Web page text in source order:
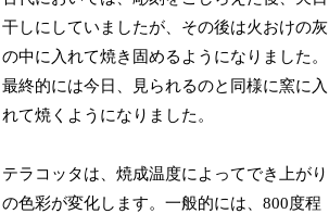
干しにしていましたが、その後は火おけの灰
の中に入れて焼き固めるようになりました。
最終的には今日、見られるのと同様に窯に入
れて焼くようになりました。
テラコッタは、焼成温度によってでき上がり
の色彩が変化します。一般的には、800度程